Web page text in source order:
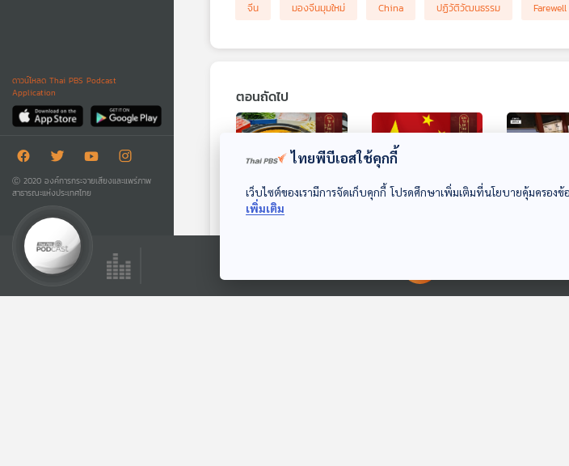
ดาวน์โหลด Thai PBS Podcast
Application
Ⓒ 2020 องค์การกระจายเสียงและแพร่ภาพ
สาธารณะแห่งประเทศไทย
จีน มองจีนมุมใหม่ China ปฏิวัติวัฒนธรรม
ตอนถัดไป
ปฏิวัติจีน
มองจีนมุมใหม่
วงการฟุตบอลจีน
มองจีนมุมใหม่ มองจีนมุมใหม่
ไทยพีบีเอสใช้คุกกี้
เว็บไซต์ของเรามีการจัดเก็บคุกกี้ โปรดศึกษาเพิ่มเติมที่นโยบายคุ้มครอง
เพิ่มเติม